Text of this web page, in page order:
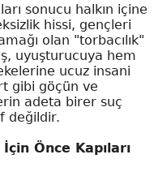
sonucu halkın içine
hissi, gençleri
olan "torbacılık"
uyuşturucuya hem
ucuz insani
gibi göçün ve
adeta birer suç
değildir.
Önce Kapıları